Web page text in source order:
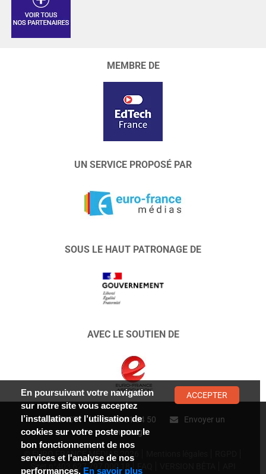
MEMBRE DE
UN SERVICE PROPOSÉ PAR
SOUS LE HAUT PATRONAGE DE
AVEC LE SOUTIEN DE
CONTACT : 01 47 01 34 50
Envoyer un
message
© EURO FRANCE MÉDIAS 2026
Siret n°403 627 797 000 18
En poursuivant votre navigation
sur notre site vous acceptez
l’installation et l’utilisation de
cookies sur votre poste pour le
bon fonctionnement de nos
services et l'analyse de nos
performances. En savoir plus
ACCEPTER